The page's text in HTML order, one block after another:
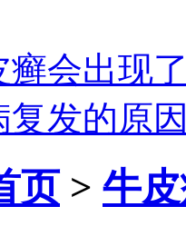
癣会出现
复发的原
页> 牛